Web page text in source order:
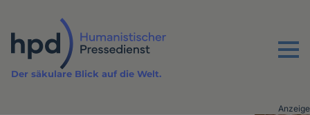
Inhalt
Menu
Der säkulare Blick auf die Welt.
Anzeige